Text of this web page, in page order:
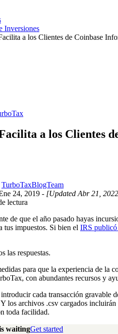
Inversiones
a los Clientes de Coinbase
a los Clientes
TurboTaxBlogTeam
24, 2019 - [Updated Abr 21,
lectura
de que el año pasado hayas
tus impuestos. Si bien el IRS
las respuestas.
para que la experiencia de la
con abundantes recursos y
cada transacción gravable
los archivos .csv cargados
toda facilidad.
waitingGet started